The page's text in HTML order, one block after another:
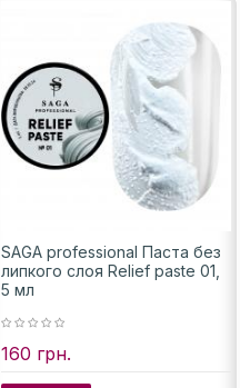
SAGA professional Паста без
липкого слоя Relief paste 01,
5 мл
160 грн.